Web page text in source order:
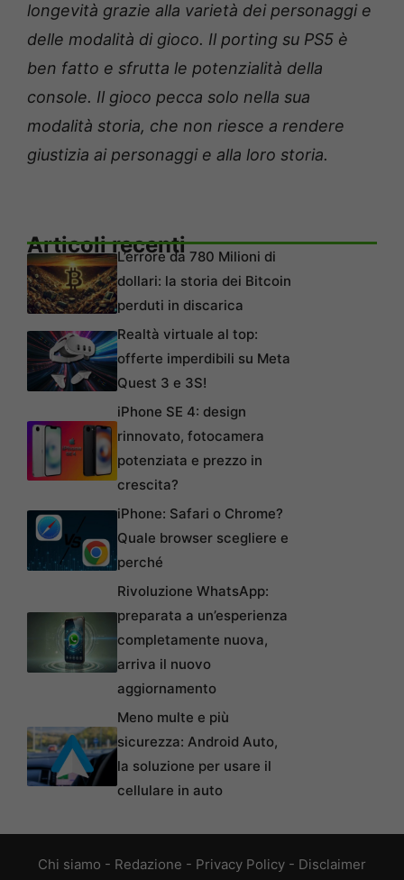
longevità grazie alla varietà dei personaggi e
delle modalità di gioco. Il porting su PS5 è
ben fatto e sfrutta le potenzialità della
console. Il gioco pecca solo nella sua
modalità storia, che non riesce a rendere
giustizia ai personaggi e alla loro storia.
Articoli recentiL’errore da 780 Milioni di
dollari: la storia dei Bitcoin
perduti in discarica
Realtà virtuale al top:
offerte imperdibili su Meta
Quest 3 e 3S!
iPhone SE 4: design
rinnovato, fotocamera
potenziata e prezzo in
crescita?
iPhone: Safari o Chrome?
Quale browser scegliere e
perché
Rivoluzione WhatsApp:
preparata a un’esperienza
completamente nuova,
arriva il nuovo
aggiornamento
Meno multe e più
sicurezza: Android Auto,
la soluzione per usare il
cellulare in auto
Chi siamo - Redazione - Privacy Policy - Disclaimer